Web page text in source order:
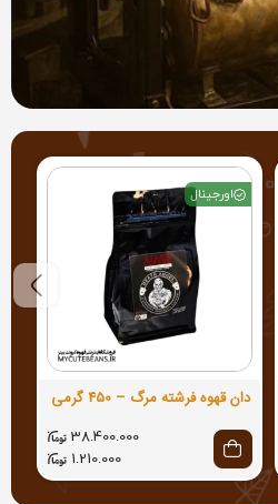
اورجینال
دان قهوه فرشته مرگ – 450 گرمی
38.400.000
1.210.000